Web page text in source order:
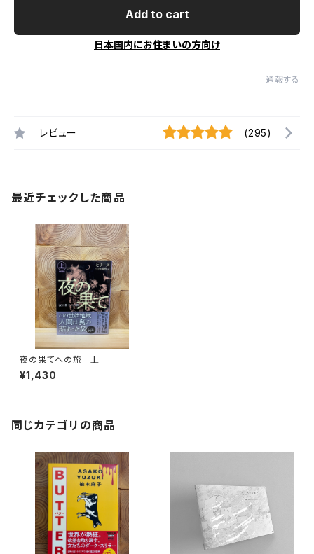
Add to cart
日本国内にお住まいの方向け
通報する
レビュー (295)
最近チェックした商品
夜の果てへの旅 上
¥1,430
同じカテゴリの商品